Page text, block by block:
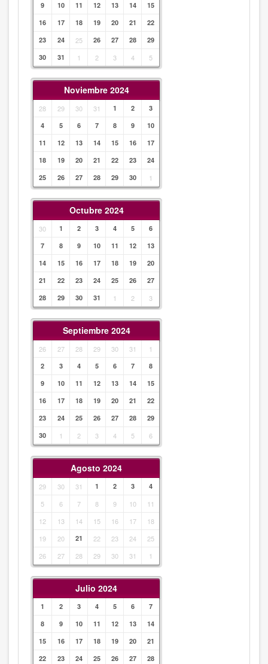
9
10 11 12 13 14
15
16
17 18 19 20 21
22
23
24 25 26 27 28
29
30
31 1 2 3 4 5
Noviembre 2024
28 29 30 31 1 2
3
4
5 6 7 8 9
10
11
12 13 14 15 16
17
18
19 20 21 22 23
24
25
26 27 28 29 30 1
Octubre 2024
30 1 2 3 4 5
6
7
8 9 10 11 12
13
14
15 16 17 18 19
20
21
22 23 24 25 26
27
28
29 30 31 1 2 3
Septiembre 2024
26 27 28 29 30 31 1
2 3 4 5 6 7
8
9
10 11 12 13 14
15
16
17 18 19 20 21
22
23
24 25 26 27 28
29
30
1 2 3 4 5 6
Agosto 2024
29 30 31 1 2 3 4
5 6 7 8 9 10
11
12
13 14 15 16 17
18
19
20 21 22 23 24
25
26
27 28 29 30 31 1
Julio 2024
1 2 3 4 5 6
7
8
9 10 11 12 13
14
15
16 17 18 19 20
21
22
23 24 25 26 27
28